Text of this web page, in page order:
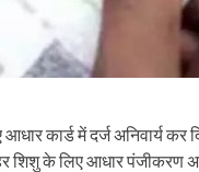
कार्ड में दर्ज अनिवार्य
हर शिशु के लिए आधार